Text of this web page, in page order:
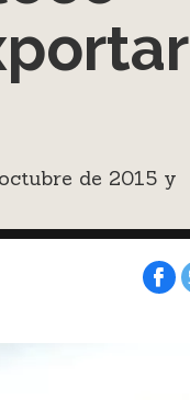
de 2015 y